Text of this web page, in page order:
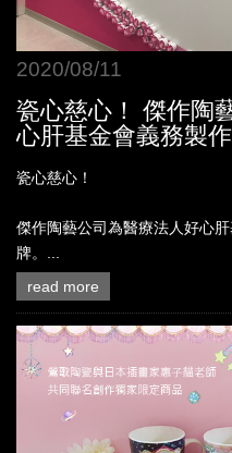
2020/08/11
瓷心慈心！ 傑作陶
心肝基金會義務製
瓷心慈心！
傑作陶藝公司為醫療法人好心
牌。...
read more